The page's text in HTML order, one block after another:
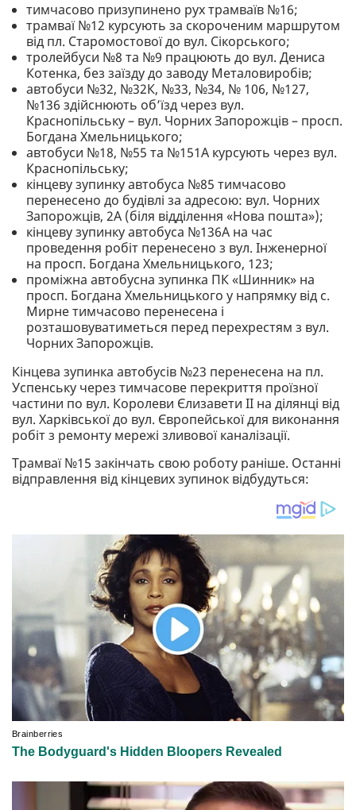
тимчасово призупинено рух трамваїв №16;
трамваї №12 курсують за скороченим маршрутом
від пл. Старомостової до вул. Сікорського;
тролейбуси №8 та №9 працюють до вул. Дениса
Котенка, без заїзду до заводу Металовиробів;
автобуси №32, №32К, №33, №34, № 106, №127,
№136 здійснюють об’їзд через вул.
Краснопільську – вул. Чорних Запорожців – просп.
Богдана Хмельницького;
автобуси №18, №55 та №151А курсують через вул.
Краснопільську;
кінцеву зупинку автобуса №85 тимчасово
перенесено до будівлі за адресою: вул. Чорних
Запорожців, 2А (біля відділення «Нова пошта»);
кінцеву зупинку автобуса №136А на час
проведення робіт перенесено з вул. Інженерної
на просп. Богдана Хмельницького, 123;
проміжна автобусна зупинка ПК «Шинник» на
просп. Богдана Хмельницького у напрямку від с.
Мирне тимчасово перенесена і
розташовуватиметься перед перехрестям з вул.
Чорних Запорожців.
Кінцева зупинка автобусів №23 перенесена на пл.
Успенську через тимчасове перекриття проїзної
частини по вул. Королеви Єлизавети II на ділянці від
вул. Харківської до вул. Європейської для виконання
робіт з ремонту мережі зливової каналізації.
Трамваї №15 закінчать свою роботу раніше. Останні
відправлення від кінцевих зупинок відбудуться: